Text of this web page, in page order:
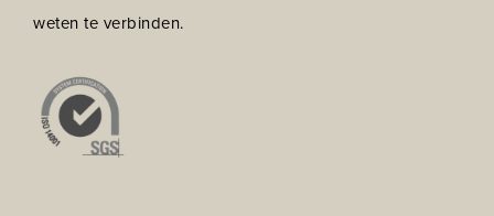
weten te verbinden.